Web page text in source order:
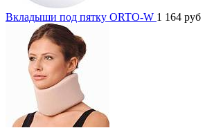
Вкладыши под пятку ORTO-W 1 164 руб